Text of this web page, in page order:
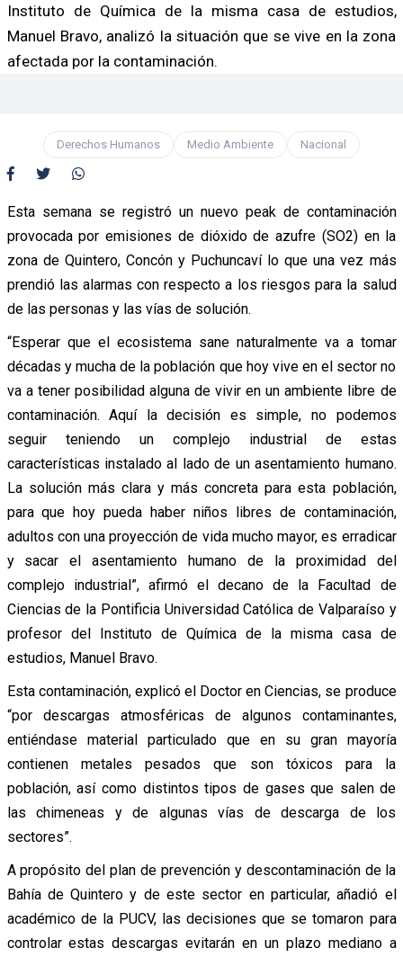
Instituto de Química de la misma casa de estudios,
Manuel Bravo, analizó la situación que se vive en la zona
afectada por la contaminación.
Derechos Humanos Medio Ambiente Nacional
Esta semana se registró un nuevo peak de contaminación
provocada por emisiones de dióxido de azufre (SO2) en la
zona de Quintero, Concón y Puchuncaví lo que una vez más
prendió las alarmas con respecto a los riesgos para la salud
de las personas y las vías de solución.
“Esperar que el ecosistema sane naturalmente va a tomar
décadas y mucha de la población que hoy vive en el sector no
va a tener posibilidad alguna de vivir en un ambiente libre de
contaminación. Aquí la decisión es simple, no podemos
seguir teniendo un complejo industrial de estas
características instalado al lado de un asentamiento humano.
La solución más clara y más concreta para esta población,
para que hoy pueda haber niños libres de contaminación,
adultos con una proyección de vida mucho mayor, es erradicar
y sacar el asentamiento humano de la proximidad del
complejo industrial”, afirmó el decano de la Facultad de
Ciencias de la Pontificia Universidad Católica de Valparaíso y
profesor del Instituto de Química de la misma casa de
estudios, Manuel Bravo.
Esta contaminación, explicó el Doctor en Ciencias, se produce
“por descargas atmosféricas de algunos contaminantes,
entiéndase material particulado que en su gran mayoría
contienen metales pesados que son tóxicos para la
población, así como distintos tipos de gases que salen de
las chimeneas y de algunas vías de descarga de los
sectores”.
A propósito del plan de prevención y descontaminación de la
Bahía de Quintero y de este sector en particular, añadió el
académico de la PUCV, las decisiones que se tomaron para
controlar estas descargas evitarán en un plazo mediano a